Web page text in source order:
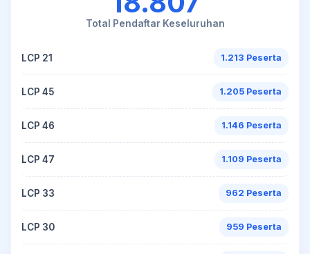
Total Pendaftar Keseluruhan
LCP 21 1.213 Peserta
LCP 45 1.205 Peserta
LCP 46 1.146 Peserta
LCP 47 1.109 Peserta
LCP 33 962 Peserta
LCP 30 959 Peserta